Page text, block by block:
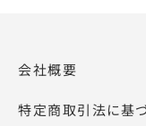
会社概要
特定商取引法に基